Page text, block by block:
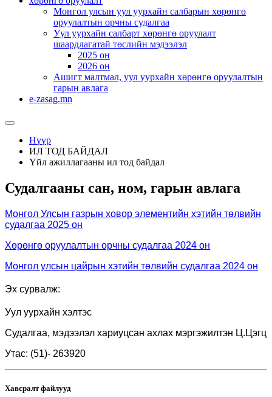
Монгол улсын уул уурхайн салбарын хөрөнгө
оруулалтын орчны судалгаа
Уул уурхайн салбарт хөрөнгө оруулалт
шаардлагатай төслийн мэдээлэл
2025 он
2026 он
Ашигт малтмал, уул уурхайн хөрөнгө оруулалтын
гарын авлага
e-zasag.mn
Нүүр
ИЛ ТОД БАЙДАЛ
Үйл ажиллагааны ил тод байдал
Судалгааны сан, ном, гарын авлага
Монгол Улсын газрын ховор элементийн хэтийн төлвийн
судалгаа 2025 он
Хөрөнгө оруулалтын орчны судалгаа 2024 он
Монгол улсын цайрын хэтийн төлвийн судалгаа 2024 он
Эх сурвалж:
Уул уурхайн хэлтэс
Судалгаа, мэдээлэл хариуцсан ахлах мэргэжилтэн Ц.Цэгц
Утас: (51)- 263920
Хавсралт файлууд